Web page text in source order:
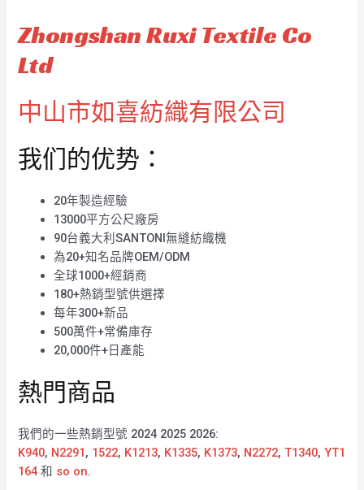
Zhongshan Ruxi Textile Co
Ltd
中山市如喜紡織有限公司
我们的优势：
20年製造經驗
13000平方公尺廠房
90台義大利SANTONI無縫紡織機
為20+知名品牌OEM/ODM
全球1000+經銷商
180+熱銷型號供選擇
每年300+新品
500萬件+常備庫存
20,000件+日產能
熱門商品
我們的一些熱銷型號 2024 2025 2026:
K940, N2291, 1522, K1213, K1335, K1373, N2272,T1340,YT1
164 和 so on.